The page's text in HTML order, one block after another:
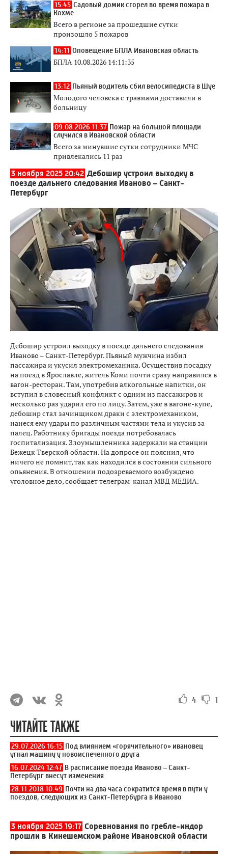
15:45 Садовый домик сгорел во время пожара в
Кохме
Всего в регионе за прошедшие сутки
произошло 5 пожаров
14:11 Оповещение БПЛА Ивановская область
БПЛА 10.08.2026 14:11:35
13:12 Пьяный водитель сбил велосипедиста в Шуе
Молодого человека с травмами доставили в
больницу
09.08.2026 11:37 Пожар на большой площади
случился в Ивановской области
Всего за минувшие сутки сотрудники МЧС
привлекались 11 раз
3 ноября 2025 20:42 Дебошир устроил выходку в
поезде дальнего следования Иваново – Санкт-
Петербург
Дебошир устроил выходку в поезде дальнего следования
Иваново – Санкт-Петербург. Пьяный мужчина избил
пассажира и укусил электромеханика. Осуществив посадку
на поезд в Ярославле, житель Коми почти сразу направился в
вагон-ресторан. Там, употребив алкогольные напитки, он
вступил в словесный конфликт с одним из пассажиров и
несколько раз ударил его по лицу. Затем, уже в вагоне-купе,
дебошир стал зачинщиком драки с электромехаником,
нанеся ему удары по различным частями тела и укусив за
палец. Работнику бригады поезда потребовалась
госпитализация. Злоумышленника задержали на станции
Бежецк Тверской области. На допросе он пояснил, что
ничего не помнит, так как находился в состоянии сильного
опьянения. В отношении подозреваемого возбуждено
уголовное дело, сообщает телеграм-канал МВД МЕДИА.
4 1
ЧИТАЙТЕ ТАКЖЕ
29.07.2026 16:15 Под влиянием «горячительного» ивановец
угнал машину у новоиспеченного друга
16.07.2024 12:47 В расписание поезда Иваново – Санкт-
Петербург внесут изменения
28.11.2018 10:49 Почти на два часа сократится время в пути у
поездов, следующих из Санкт-Петербурга в Иваново
3 ноября 2025 19:17 Соревнования по гребле-индор
прошли в Кинешемском районе Ивановской области